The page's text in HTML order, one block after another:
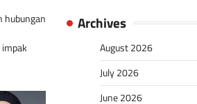
hubungan
Archives
August 2026
July 2026
June 2026